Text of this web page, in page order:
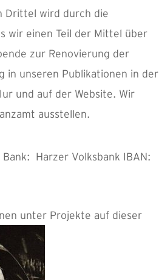
Drittel wird durch die
wir einen Teil der Mittel über
zur Renovierung der
in unseren Publikationen in der
und auf der Website. Wir
ausstellen.
Harzer Volksbank IBAN:
unter Projekte auf dieser